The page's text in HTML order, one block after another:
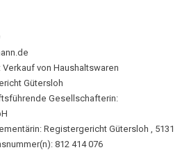
von Haushaltswaren
Gütersloh
Gesellschafterin:
Registergericht Gütersloh , 5131
812 414 076